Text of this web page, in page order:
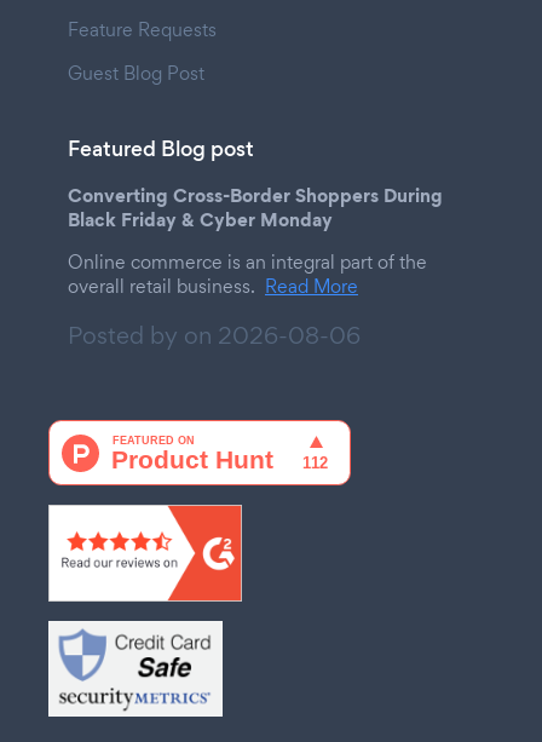
Feature Requests
Guest Blog Post
Featured Blog post
Converting Cross-Border Shoppers During
Black Friday & Cyber Monday
Online commerce is an integral part of the
overall retail business. Read More
Posted by on 2026-08-06